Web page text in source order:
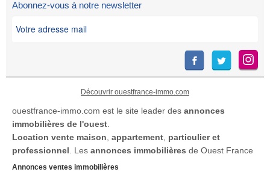
accès indépendants, sa
Abonnez-vous à notre newsletter
Découvrir ouestfrance-immo.com
ouestfrance-immo.com est le site leader des annonces
immobilières de l'ouest
Location vente maison appartement particulier et
professionnel . Les annonces immobilières de Ouest France
Annonces ventes immobilières